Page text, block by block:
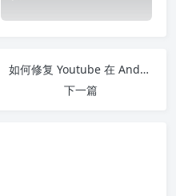
如何修复 Youtube 在 Android 上不工作？
下一篇